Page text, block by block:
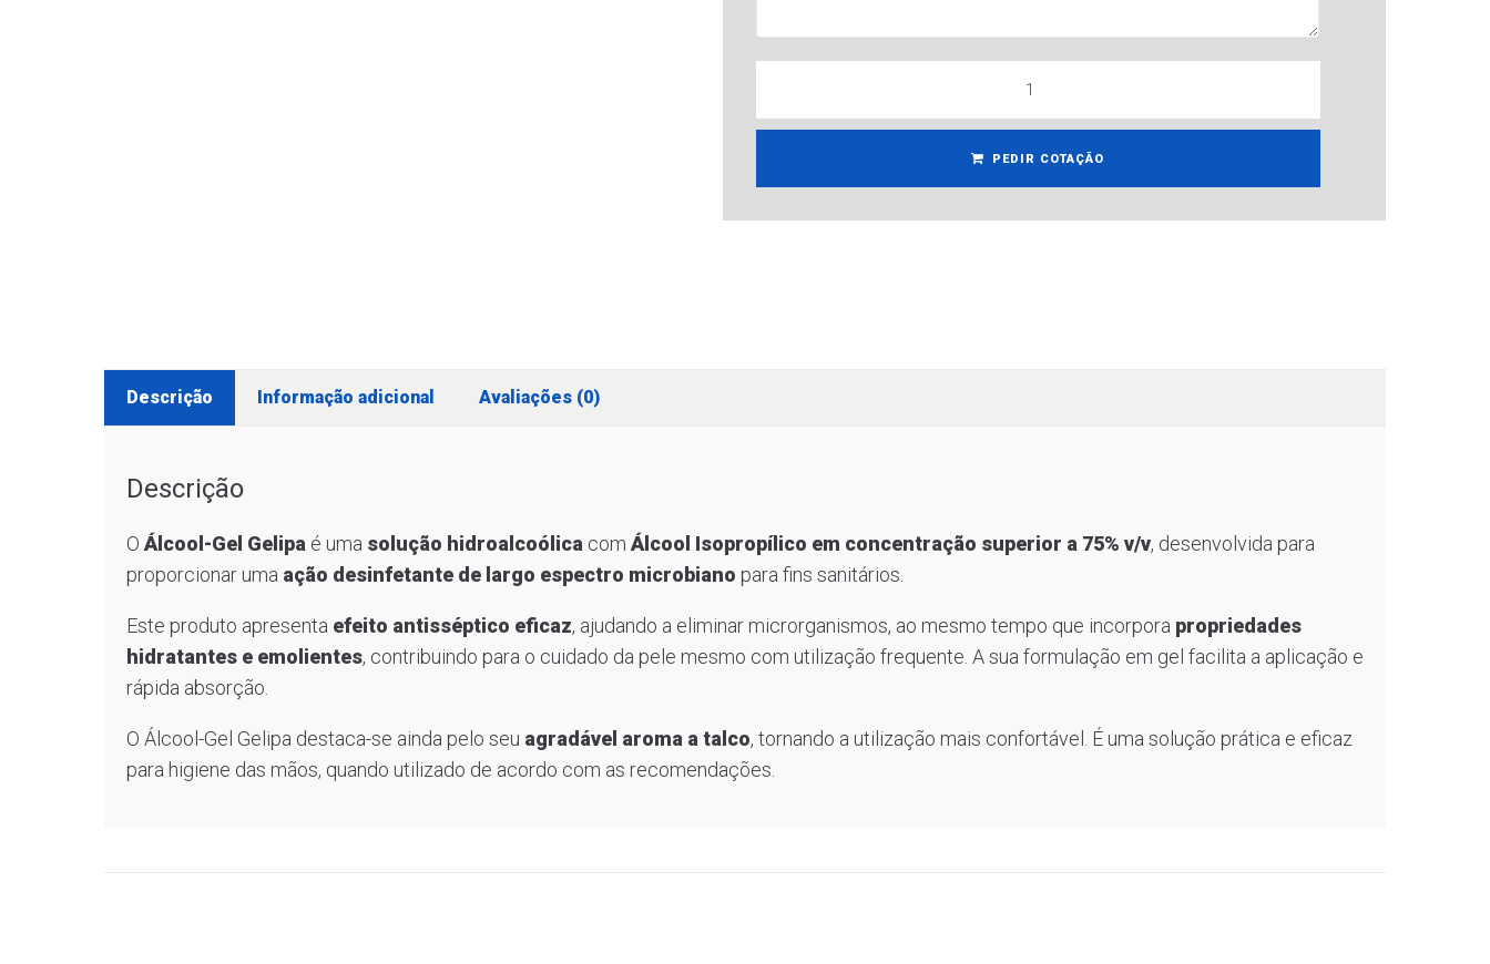
PEDIR COTAÇÃO
Descrição Informação adicional Avaliações (0)
Descrição
O Álcool-Gel Gelipa é uma solução hidroalcoólica com Álcool Isopropílico em concentração superior a 75% v/v, desenvolvida para
proporcionar uma ação desinfetante de largo espectro microbiano para fins sanitários.
Este produto apresenta efeito antisséptico eficaz, ajudando a eliminar microrganismos, ao mesmo tempo que incorpora propriedades
hidratantes e emolientes, contribuindo para o cuidado da pele mesmo com utilização frequente. A sua formulação em gel facilita a aplicação e
rápida absorção.
O Álcool-Gel Gelipa destaca-se ainda pelo seu agradável aroma a talco, tornando a utilização mais confortável. É uma solução prática e eficaz
para higiene das mãos, quando utilizado de acordo com as recomendações.